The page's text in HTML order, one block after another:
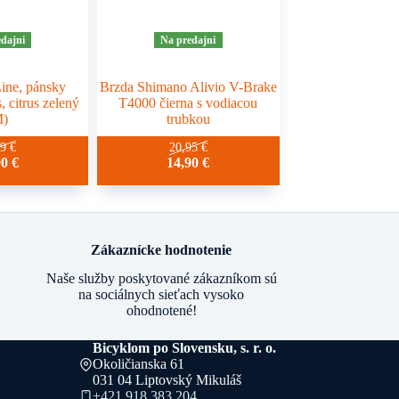
pánsky
citrus zelený
€
€
Na predajni
Brzda Shimano Alivio V-Brake
T4000 čierna s vodiacou
trubkou
20,95€
14,90€
Zákaznícke hodnotenie
Naše služby poskytované zákazníkom sú
na sociálnych sieťach vysoko
ohodnotené!
Bicyklom po Slovensku, s. r. o.
Okoličianska 61
031 04 Liptovský Mikuláš